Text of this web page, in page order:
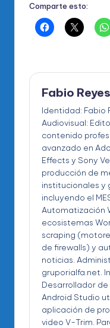
Comparte esto:
Fabio Reyes
Identidad: Fabio
Audiovisual:
contenido
avanzado en
Effects y Sony
producción de
institucionales y
incluyendo el
Automatización
ecosistemas
scraping
de firewalls) y
noticias.
gruporialfa.net.
Desarrollador
Android Studio
aplicación de
video V-Trim.